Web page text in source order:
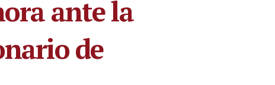
ante la
de